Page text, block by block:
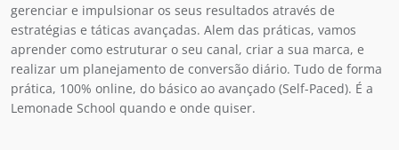
gerenciar e impulsionar os seus resultados através de
estratégias e táticas avançadas. Alem das práticas, vamos
aprender como estruturar o seu canal, criar a sua marca, e
realizar um planejamento de conversão diário. Tudo de forma
prática, 100% online, do básico ao avançado (Self-Paced). É a
Lemonade School quando e onde quiser.